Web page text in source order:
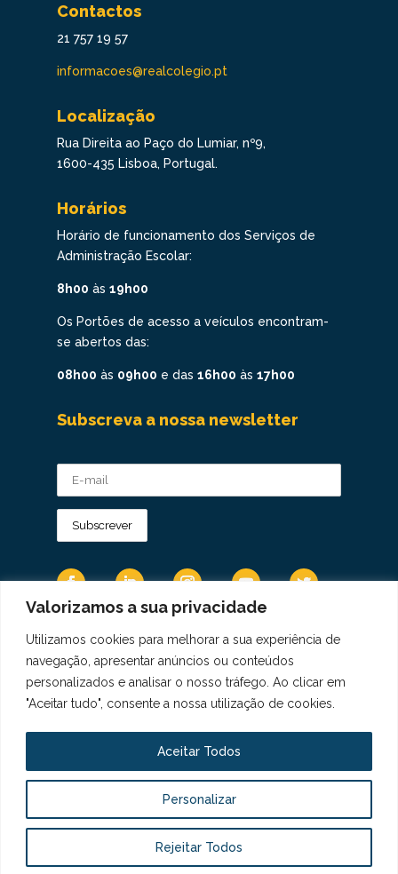
Valorizamos a sua privacidade
Utilizamos cookies para melhorar a sua experiência de
navegação, apresentar anúncios ou conteúdos
personalizados e analisar o nosso tráfego. Ao clicar em
"Aceitar tudo", consente a nossa utilização de cookies.
Personalizar
Rejeitar Todos
Aceitar Todos
Contactos
21 757 19 57
informacoes@realcolegio.pt
Localização
Rua Direita ao Paço do Lumiar, nº9,
1600-435 Lisboa, Portugal.
Horários
Horário de funcionamento dos Serviços de
Administração Escolar:
8h00 às 19h00
Os Portões de acesso a veículos encontram-
se abertos das:
08h00 às 09h00 e das 16h00 às 17h00
Subscreva a nossa newsletter
Os Dados Pessoais são tratados de acordo
com a Diretiva 95/46/CE do Regulamento
Geral sobre a Proteção de Dados.
Copyright © 2021 Real Colégio de Portugal.
Todos os direitos revervados. Conheça a nossa
Política de Privacidadeaqui
Livro de Elogios, Sugestões e Reclamações
Canal de Denúncias